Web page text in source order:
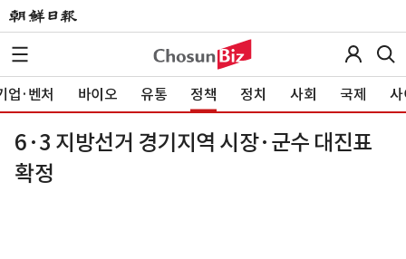
업·벤처 바이오 유통 정책 정치 사회 국제 사
6·3 지방선거 경기지역 시장·군수 대진표
확정